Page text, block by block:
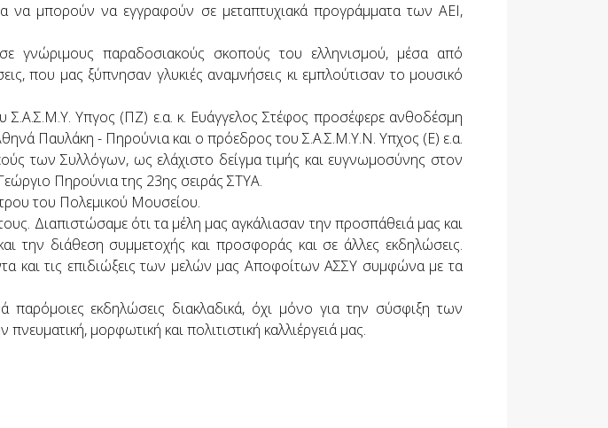
να μπορούν να εγγραφούν σε μεταπτυχιακά προγράμματα των ΑΕΙ,
γνώριμους παραδοσιακούς σκοπούς του ελληνισμού, μέσα από
που μας ξύπνησαν γλυκιές αναμνήσεις κι εμπλούτισαν το μουσικό
Υπγος (ΠΖ) ε.α. κ. Ευάγγελος Στέφος προσέφερε ανθοδέσμη
Παυλάκη - Πηρούνια και ο πρόεδρος του Σ.Α.Σ.Μ.Υ.Ν. Υπχος (Ε) ε.α.
των Συλλόγων, ως ελάχιστο δείγμα τιμής και ευγνωμοσύνης στον
Πηρούνια της 23ης σειράς ΣΤΥΑ.
του Πολεμικού Μουσείου.
Διαπιστώσαμε ότι τα μέλη μας αγκάλιασαν την προσπάθειά μας και
διάθεση συμμετοχής και προσφοράς και σε άλλες εκδηλώσεις.
και τις επιδιώξεις των μελών μας Αποφοίτων ΑΣΣΥ συμφώνα με τα
εκδηλώσεις διακλαδικά, όχι μόνο για την σύσφιξη των
μορφωτική και πολιτιστική καλλιέργειά μας.